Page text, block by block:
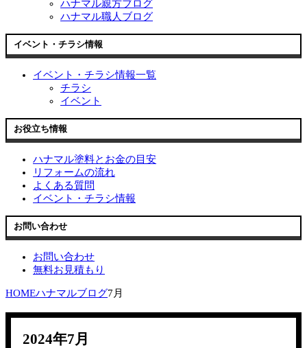
ハナマル親方ブログ
ハナマル職人ブログ
イベント・チラシ情報
イベント・チラシ情報一覧
チラシ
イベント
お役立ち情報
ハナマル塗料とお金の目安
リフォームの流れ
よくある質問
イベント・チラシ情報
お問い合わせ
お問い合わせ
無料お見積もり
HOMEハナマルブログ7月
2024年7月